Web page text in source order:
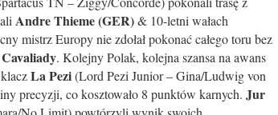
Andre Thieme (GER)& 10-letni wałach
mistrz Europy nie zdołał pokonać całego toru bez
Cavaliady. Kolejny Polak, kolejna szansa na awans
La Pezi(Lord Pezi Junior – Gina/Ludwig von
precyzji, co kosztowało 8 punktów karnych. Jur